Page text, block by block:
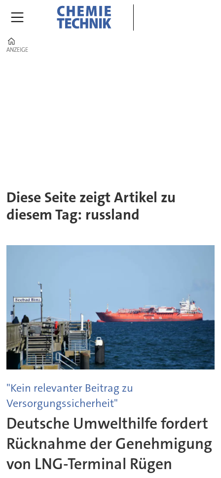
ANZEIGE
ANZEIGE
Diese Seite zeigt Artikel zu
diesem Tag: russland
"Kein relevanter Beitrag zu
Versorgungssicherheit"
Deutsche Umwelthilfe fordert
Rücknahme der Genehmigung
von LNG-Terminal Rügen